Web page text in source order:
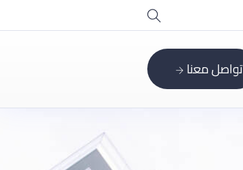
تواصل معنا